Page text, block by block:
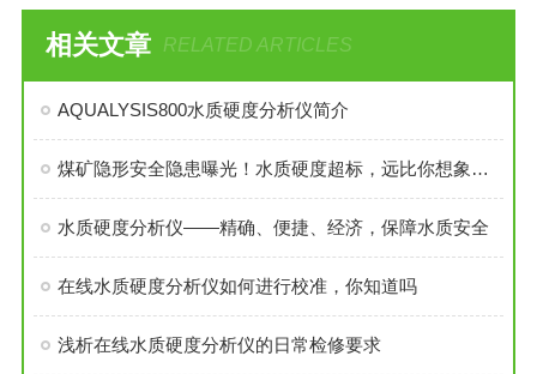
相关文章 RELATED ARTICLES
AQUALYSIS800水质硬度分析仪简介
煤矿隐形安全隐患曝光！水质硬度超标，远比你想象的危险
水质硬度分析仪——精确、便捷、经济，保障水质安全
在线水质硬度分析仪如何进行校准，你知道吗
浅析在线水质硬度分析仪的日常检修要求